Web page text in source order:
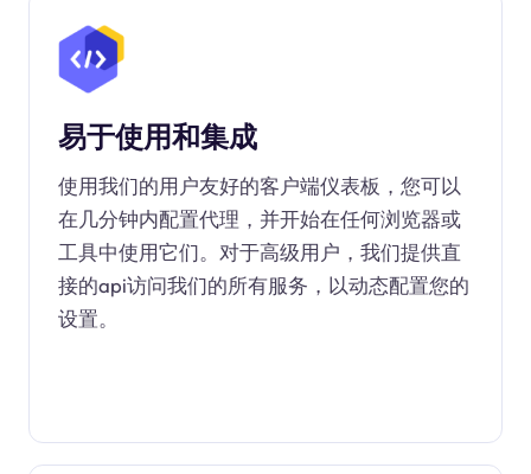
易于使用和集成
使用我们的用户友好的客户端仪表板，您可以
在几分钟内配置代理，并开始在任何浏览器或
工具中使用它们。对于高级用户，我们提供直
接的api访问我们的所有服务，以动态配置您的
设置。